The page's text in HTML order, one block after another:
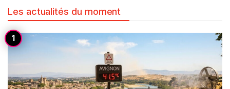
Les actualités du moment